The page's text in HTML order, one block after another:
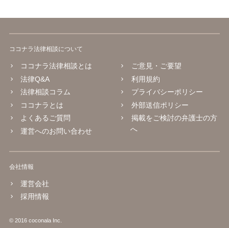
ココナラ法律相談について
ココナラ法律相談とは
法律Q&A
法律相談コラム
ココナラとは
よくあるご質問
運営へのお問い合わせ
ご意見・ご要望
利用規約
プライバシーポリシー
外部送信ポリシー
掲載をご検討の弁護士の方
へ
会社情報
運営会社
採用情報
© 2016 coconala Inc.